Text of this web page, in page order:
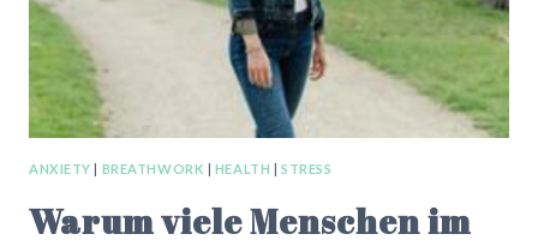
TRAURIG
GEMACHT
ANXIETY BREATHWORK HEALTH STRESS
Warum viele Menschen im